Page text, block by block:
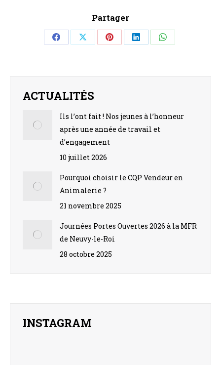
Partager
Share Share Share Share Share
ACTUALITÉS
Ils l’ont fait ! Nos jeunes à l’honneur
après une année de travail et
d’engagement
10 juillet 2026
Pourquoi choisir le CQP Vendeur en
Animalerie ?
21 novembre 2025
Journées Portes Ouvertes 2026 à la MFR
de Neuvy-le-Roi
28 octobre 2025
INSTAGRAM